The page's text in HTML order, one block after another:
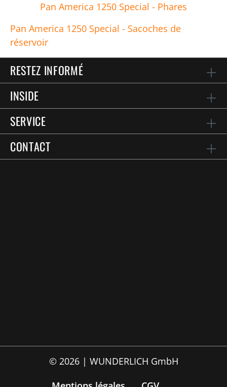
Pan America 1250 Special - Phares
Pan America 1250 Special - Sacoches de
réservoir
RESTEZ INFORMÉ
INSIDE
SERVICE
CONTACT
© 2026 | WUNDERLICH GmbH